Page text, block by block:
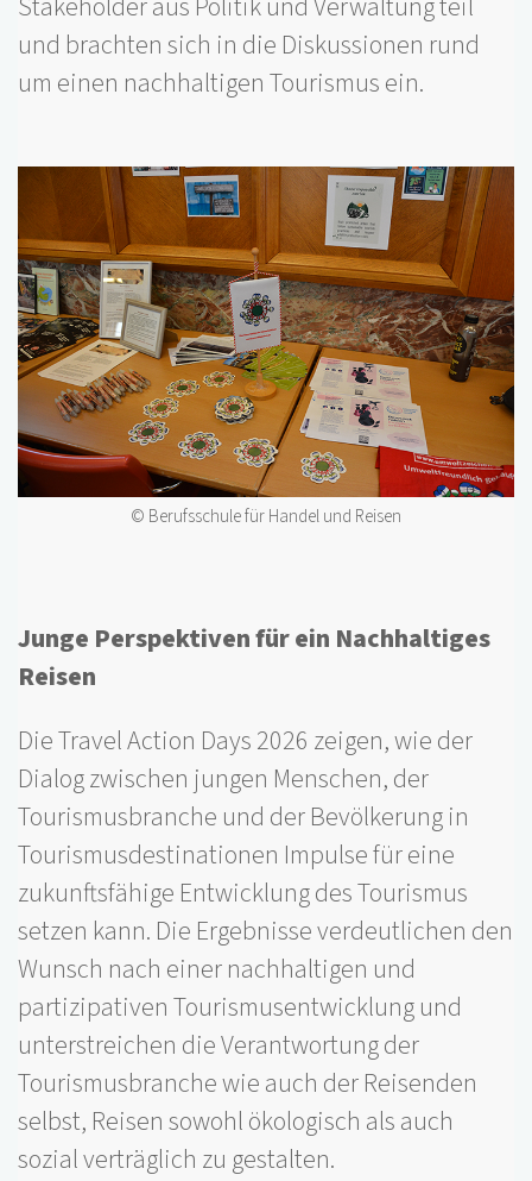
und brachten sich in die Diskussionen rund
um einen nachhaltigen Tourismus ein.
© Berufsschule für Handel und Reisen
Junge Perspektiven für ein Nachhaltiges
Reisen
Die Travel Action Days 2026 zeigen, wie der
Dialog zwischen jungen Menschen, der
Tourismusbranche und der Bevölkerung in
Tourismusdestinationen Impulse für eine
zukunftsfähige Entwicklung des Tourismus
setzen kann. Die Ergebnisse verdeutlichen den
Wunsch nach einer nachhaltigen und
partizipativen Tourismusentwicklung und
unterstreichen die Verantwortung der
Tourismusbranche wie auch der Reisenden
selbst, Reisen sowohl ökologisch als auch
sozial verträglich zu gestalten.